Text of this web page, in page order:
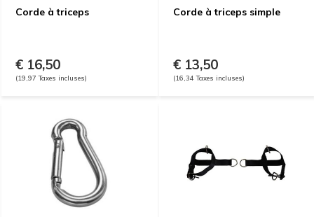
Corde à triceps
€ 16,50
(19,97 Taxes incluses)
Corde à triceps simple
€ 13,50
(16,34 Taxes incluses)